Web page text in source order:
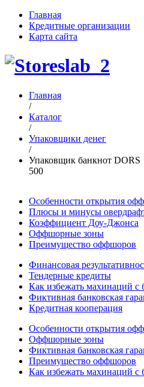
Главная
Кредитные организации
Карта сайта
Главная
/
Каталог
/
Упаковщики денег
/
Упаковщик банкнот DORS
500
Особенности открытия
Плюсы и минусы
Коэффициент Доу-Джонса
Оффшорные зоны
Преимущество оффшоров
Финансовая
Тендерные кредиты
Как избежать махинаций с
Фиктивная банковская
Кредитная кооперация
Особенности открытия
Оффшорные зоны
Фиктивная банковская
Преимущество оффшоров
Как избежать махинаций с